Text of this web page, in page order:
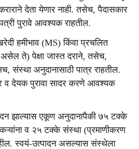
देता येणार नाही. तसेच, पैदासकार
पुरावे आवश्यक राहतील.
हमीभाव (MS) किंवा प्रचलित
ते) पेक्षा जास्त दराने, तसेच,
संस्था अनुदानासाठी पात्र राहतील.
व देयक पुरावा सादर करणे आवश्यक
झाल्यास एकूण अनुदानापैकी ७५ टक्के
व २५ टक्के संस्था (प्रमाणीकरण
स्वयं-उत्पादन असल्यास संस्थेला